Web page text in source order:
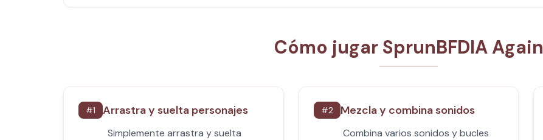
Cómo jugar SprunBFDIA Again
#1 Arrastra y suelta personajes
Simplemente arrastra y suelta
#2 Mezcla y combina sonidos
Combina varios sonidos y bucles